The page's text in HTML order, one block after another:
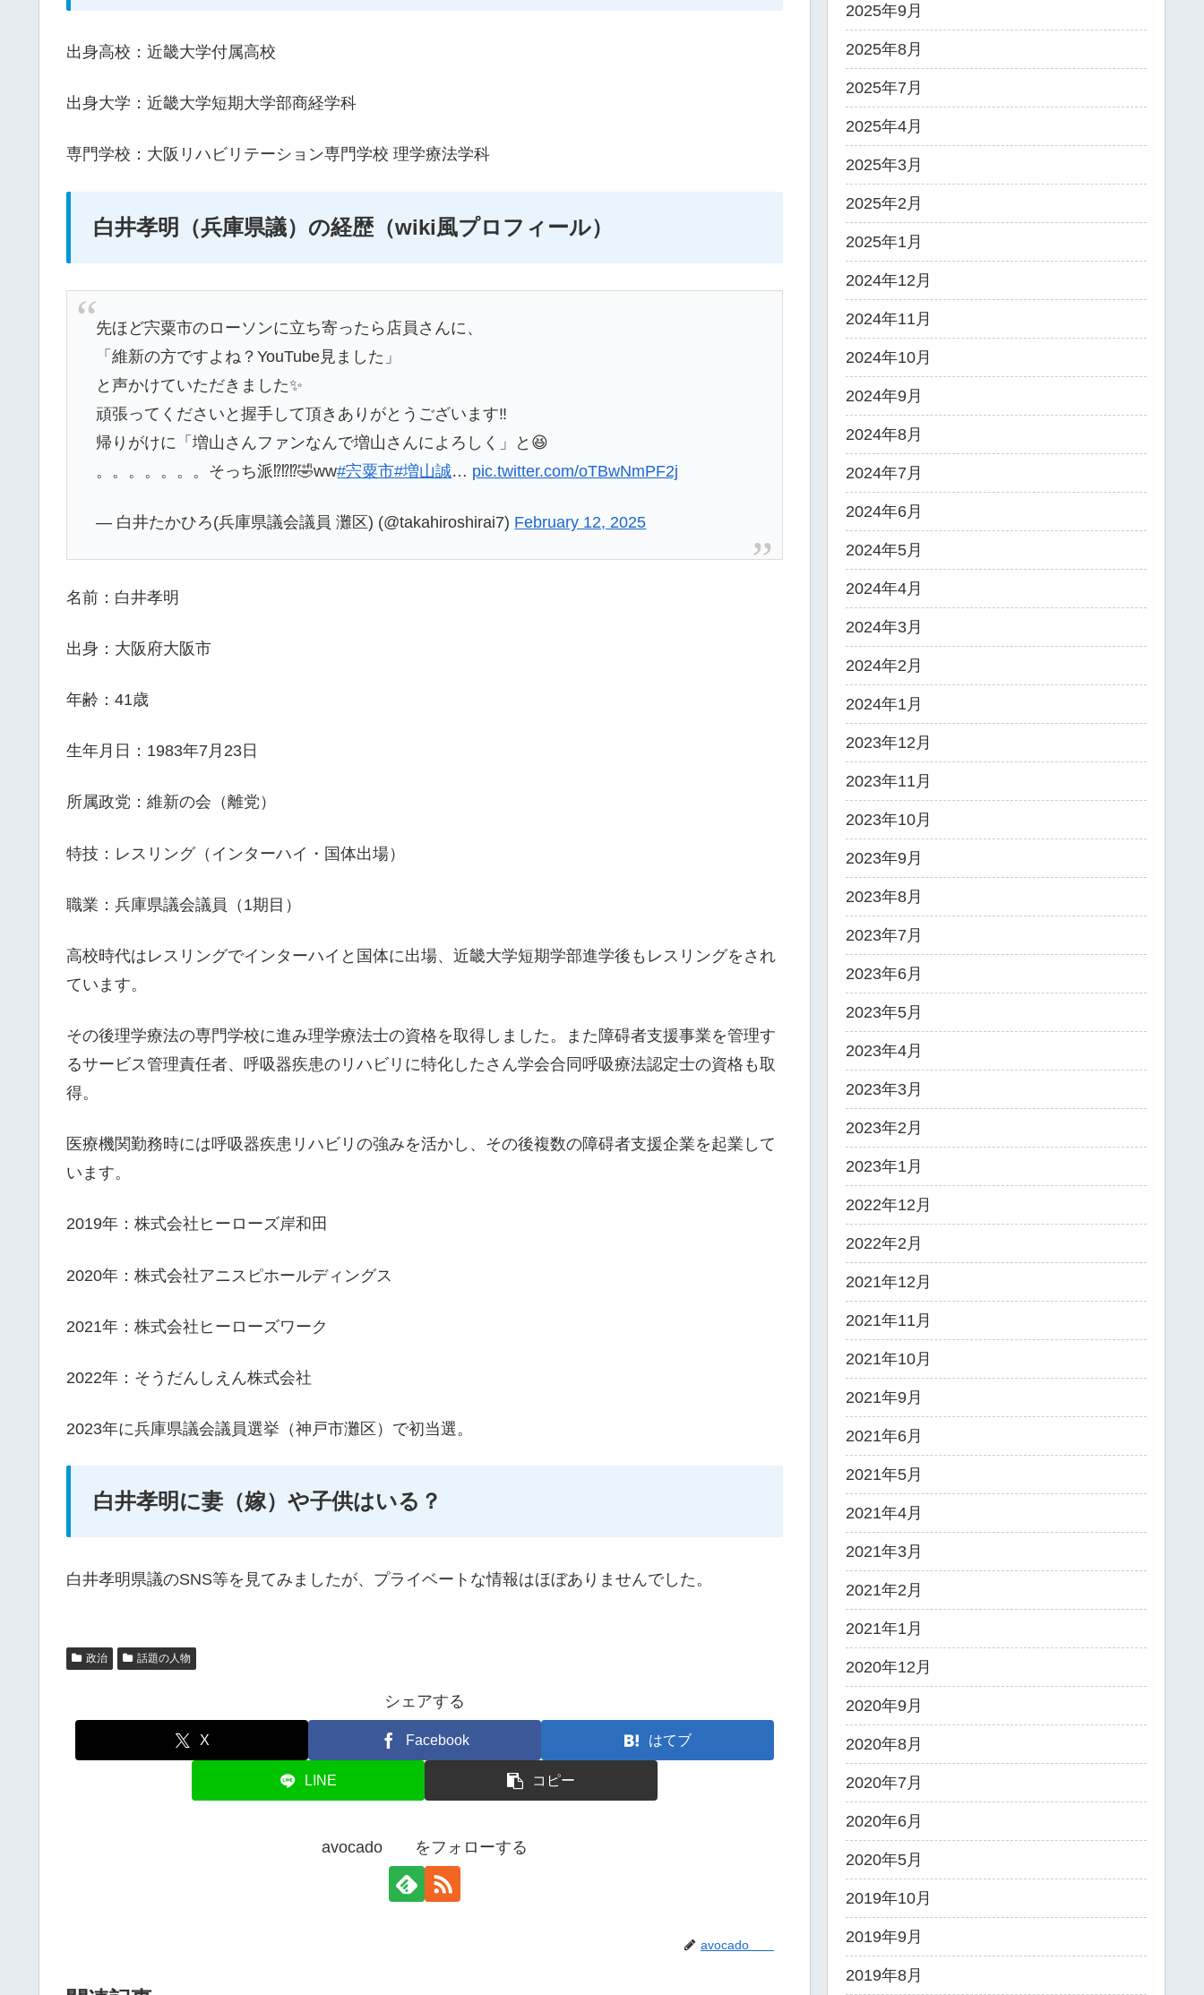
出身高校：近畿大学付属高校
出身大学：近畿大学短期大学部商経学科
専門学校：大阪リハビリテーション専門学校 理学療法学科
白井孝明（兵庫県議）の経歴（wiki風プロフィール）
先ほど宍粟市のローソンに立ち寄ったら店員さんに、
「維新の方ですよね？YouTube見ました」
と声かけていただきました✨
頑張ってくださいと握手して頂きありがとうございます‼️
帰りがけに「増山さんファンなんで増山さんによろしく」と😆
。。。。。。。そっち派⁉️⁉️⁉️🤣ww#宍粟市#増山誠… pic.twitter.com/oTBwNmPF2j
— 白井たかひろ(兵庫県議会議員 灘区) (@takahiroshirai7) February 12, 2025
名前：白井孝明
出身：大阪府大阪市
年齢：41歳
生年月日：1983年7月23日
所属政党：維新の会（離党）
特技：レスリング（インターハイ・国体出場）
職業：兵庫県議会議員（1期目）
高校時代はレスリングでインターハイと国体に出場、近畿大学短期学部進学後もレスリングをされ
ています。
その後理学療法の専門学校に進み理学療法士の資格を取得しました。また障碍者支援事業を管理す
るサービス管理責任者、呼吸器疾患のリハビリに特化したさん学会合同呼吸療法認定士の資格も取
得。
医療機関勤務時には呼吸器疾患リハビリの強みを活かし、その後複数の障碍者支援企業を起業して
います。
2019年：株式会社ヒーローズ岸和田
2020年：株式会社アニスピホールディングス
2021年：株式会社ヒーローズワーク
2022年：そうだんしえん株式会社
2023年に兵庫県議会議員選挙（神戸市灘区）で初当選。
白井孝明に妻（嫁）や子供はいる？
白井孝明県議のSNS等を見てみましたが、プライベートな情報はほぼありませんでした。
政治 話題の人物
シェアする
X Facebook はてブ
LINE コピー
avocado をフォローする
avocado
2025年9月
2025年8月
2025年7月
2025年4月
2025年3月
2025年2月
2025年1月
2024年12月
2024年11月
2024年10月
2024年9月
2024年8月
2024年7月
2024年6月
2024年5月
2024年4月
2024年3月
2024年2月
2024年1月
2023年12月
2023年11月
2023年10月
2023年9月
2023年8月
2023年7月
2023年6月
2023年5月
2023年4月
2023年3月
2023年2月
2023年1月
2022年12月
2022年2月
2021年12月
2021年11月
2021年10月
2021年9月
2021年6月
2021年5月
2021年4月
2021年3月
2021年2月
2021年1月
2020年12月
2020年9月
2020年8月
2020年7月
2020年6月
2020年5月
2019年10月
2019年9月
2019年8月